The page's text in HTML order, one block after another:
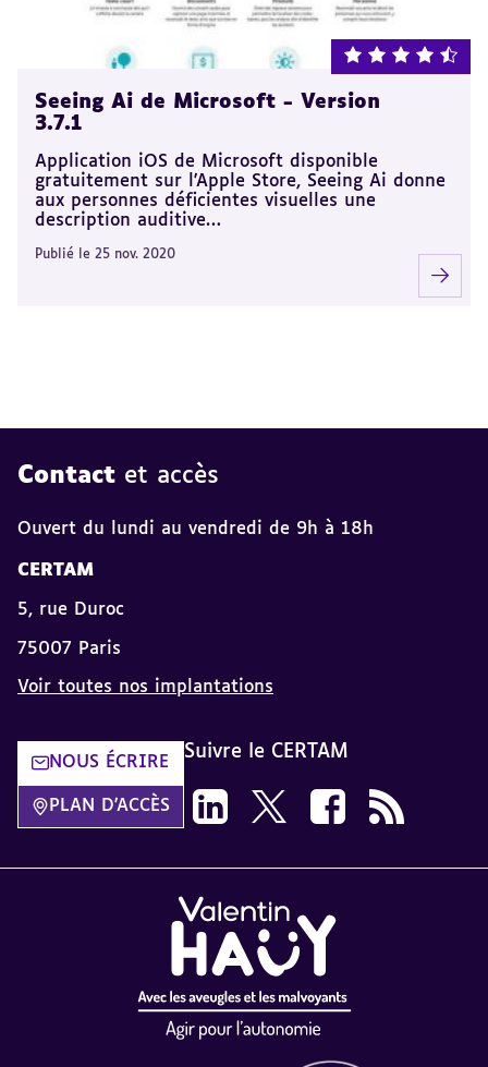
note : 4.5 sur 5
Seeing Ai de Microsoft - Version
3.7.1
Application iOS de Microsoft disponible
gratuitement sur l'Apple Store, Seeing Ai donne
aux personnes déficientes visuelles une
description auditive…
Publié le 25 nov. 2020
Contact et accès
Ouvert du lundi au vendredi de 9h à 18h
CERTAM
5, rue Duroc
75007 Paris
Voir toutes nos implantations
NOUS ÉCRIRE
PLAN D'ACCÈS
Suivre le CERTAM
Suivez-nous sur LinkedIn
Suivez-nous sur X
Suivez-nous sur
Flux RSS